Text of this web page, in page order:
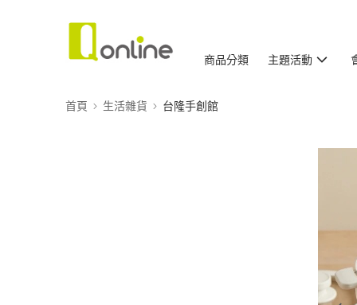
商品分類 主題活動
首頁 生活雜貨 台隆手創館